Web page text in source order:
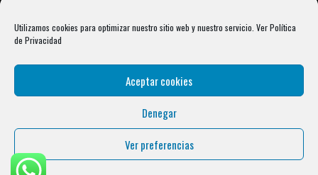
Utilizamos cookies para optimizar nuestro sitio web y nuestro servicio. Ver Política
de Privacidad
Aceptar cookies
Denegar
Ver preferencias
Rebel Barbell S.L. B66099904 Pasaje Rustullet 18, 08041 (Barcelona)
info@condalcrossfit.com © Copyright 2025 Condal Crossfit -Blog-Política de
Política de Cookies -Aviso Legal| Designed by